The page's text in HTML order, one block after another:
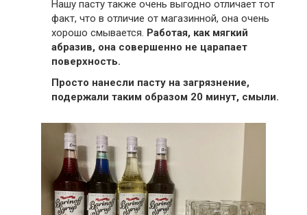
Нашу пасту также очень выгодно отличает тот
факт, что в отличие от магазинной, она очень
хорошо смывается. Работая, как мягкий
абразив, она совершенно не царапает
поверхность.
Просто нанесли пасту на загрязнение,
подержали таким образом 20 минут, смыли.